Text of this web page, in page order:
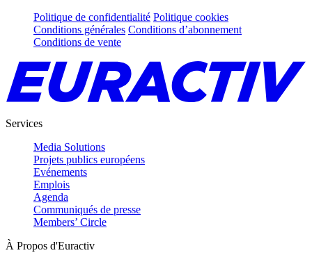
Politique de confidentialité Politique cookies
Conditions générales Conditions d’abonnement
Conditions de vente
Services
Media Solutions
Projets publics européens
Evénements
Emplois
Agenda
Communiqués de presse
Members’ Circle
À Propos d'Euractiv